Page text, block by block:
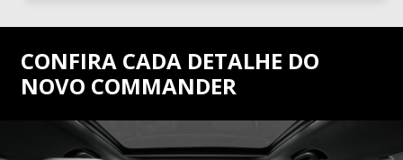
CONFIRA CADA DETALHE DO
NOVO COMMANDER